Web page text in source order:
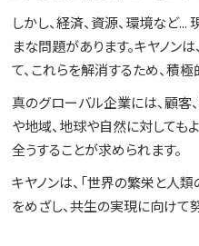
しかし、経済、資源、環境など
まな問題があります。キヤノン
て、これらを解消するため、積極
真のグローバル企業には、顧客
や地域、地球や自然に対しても
全うすることが求められます。
キヤノンは、「世界の繁栄と人
をめざし、共生の実現に向けて